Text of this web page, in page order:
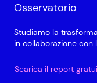
Osservatorio
Studiamo la
in collaborazione con
Scarica il report